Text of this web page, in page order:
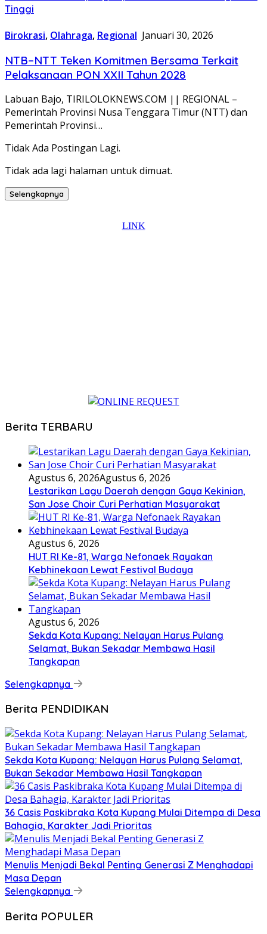
Tinggi
Birokrasi, Olahraga, Regional Januari 30, 2026
NTB–NTT Teken Komitmen Bersama Terkait
Pelaksanaan PON XXII Tahun 2028
Labuan Bajo, TIRILOLOKNEWS.COM || REGIONAL –
Pemerintah Provinsi Nusa Tenggara Timur (NTT) dan
Pemerintah Provinsi…
Tidak Ada Postingan Lagi.
Tidak ada lagi halaman untuk dimuat.
Selengkapnya
Berita TERBARU
Agustus 6, 2026Agustus 6, 2026
Lestarikan Lagu Daerah dengan Gaya Kekinian,
San Jose Choir Curi Perhatian Masyarakat
Agustus 6, 2026
HUT RI Ke-81, Warga Nefonaek Rayakan
Kebhinekaan Lewat Festival Budaya
Agustus 6, 2026
Sekda Kota Kupang: Nelayan Harus Pulang
Selamat, Bukan Sekadar Membawa Hasil
Tangkapan
Selengkapnya
Berita PENDIDIKAN
Sekda Kota Kupang: Nelayan Harus Pulang Selamat,
Bukan Sekadar Membawa Hasil Tangkapan
36 Casis Paskibraka Kota Kupang Mulai Ditempa di Desa
Bahagia, Karakter Jadi Prioritas
Menulis Menjadi Bekal Penting Generasi Z Menghadapi
Masa Depan
Selengkapnya
Berita POPULER